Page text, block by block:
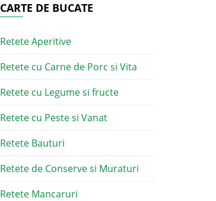
CARTE DE BUCATE
Retete Aperitive
Retete cu Carne de Porc si Vita
Retete cu Legume si fructe
Retete cu Peste si Vanat
Retete Bauturi
Retete de Conserve si Muraturi
Retete Mancaruri